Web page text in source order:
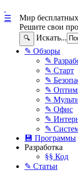
Мир
Решите свои
🔍 Искать...
☰
✎ Обзоры
✎
✎ Старт
✎
✎
✎
✎ Офис
✎
✎
💾 Программы
Разработка
§§ Код
✎ Статьи